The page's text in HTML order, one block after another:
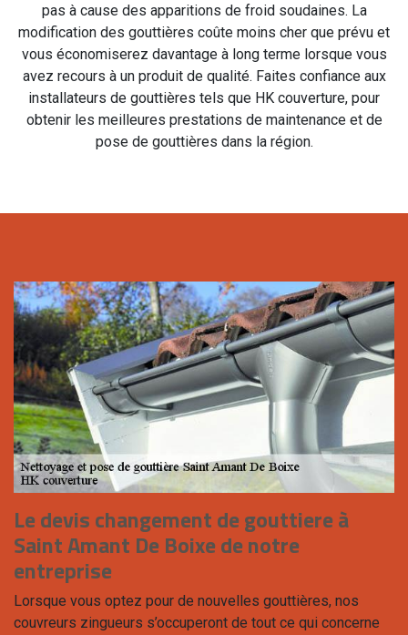
pas à cause des apparitions de froid soudaines. La
modification des gouttières coûte moins cher que prévu et
vous économiserez davantage à long terme lorsque vous
avez recours à un produit de qualité. Faites confiance aux
installateurs de gouttières tels que HK couverture, pour
obtenir les meilleures prestations de maintenance et de
pose de gouttières dans la région.
Le devis changement de gouttiere à
Saint Amant De Boixe de notre
entreprise
Lorsque vous optez pour de nouvelles gouttières, nos
couvreurs zingueurs s’occuperont de tout ce qui concerne